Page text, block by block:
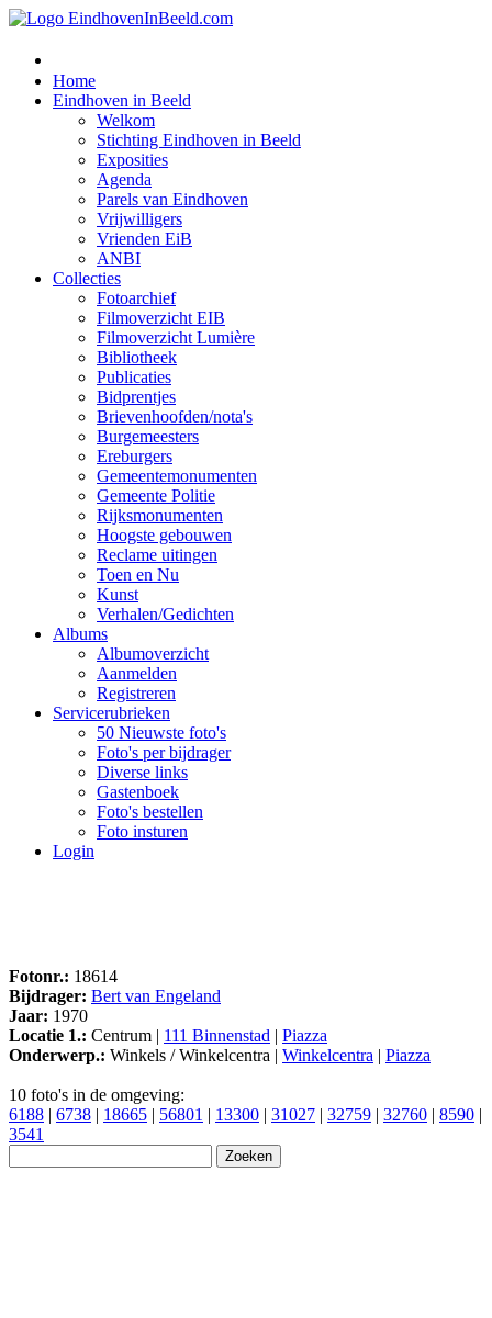
Home
Eindhoven in Beeld
Welkom
Stichting Eindhoven in Beeld
Exposities
Agenda
Parels van Eindhoven
Vrijwilligers
Vrienden EiB
ANBI
Collecties
Fotoarchief
Filmoverzicht EIB
Filmoverzicht Lumière
Bibliotheek
Publicaties
Bidprentjes
Brievenhoofden/nota's
Burgemeesters
Ereburgers
Gemeentemonumenten
Gemeente Politie
Rijksmonumenten
Hoogste gebouwen
Reclame uitingen
Toen en Nu
Kunst
Verhalen/Gedichten
Albums
Albumoverzicht
Aanmelden
Registreren
Servicerubrieken
50 Nieuwste foto's
Foto's per bijdrager
Diverse links
Gastenboek
Foto's bestellen
Foto insturen
Login
Fotonr.: 18614
Bijdrager: Bert van Engeland
Jaar: 1970
Locatie 1.: Centrum | 111 Binnenstad | Piazza
Onderwerp.: Winkels / Winkelcentra | Winkelcentra | Piazza
10 foto's in de omgeving:
6188 | 6738 | 18665 | 56801 | 13300 | 31027 | 32759 | 32760 | 8590 |
3541